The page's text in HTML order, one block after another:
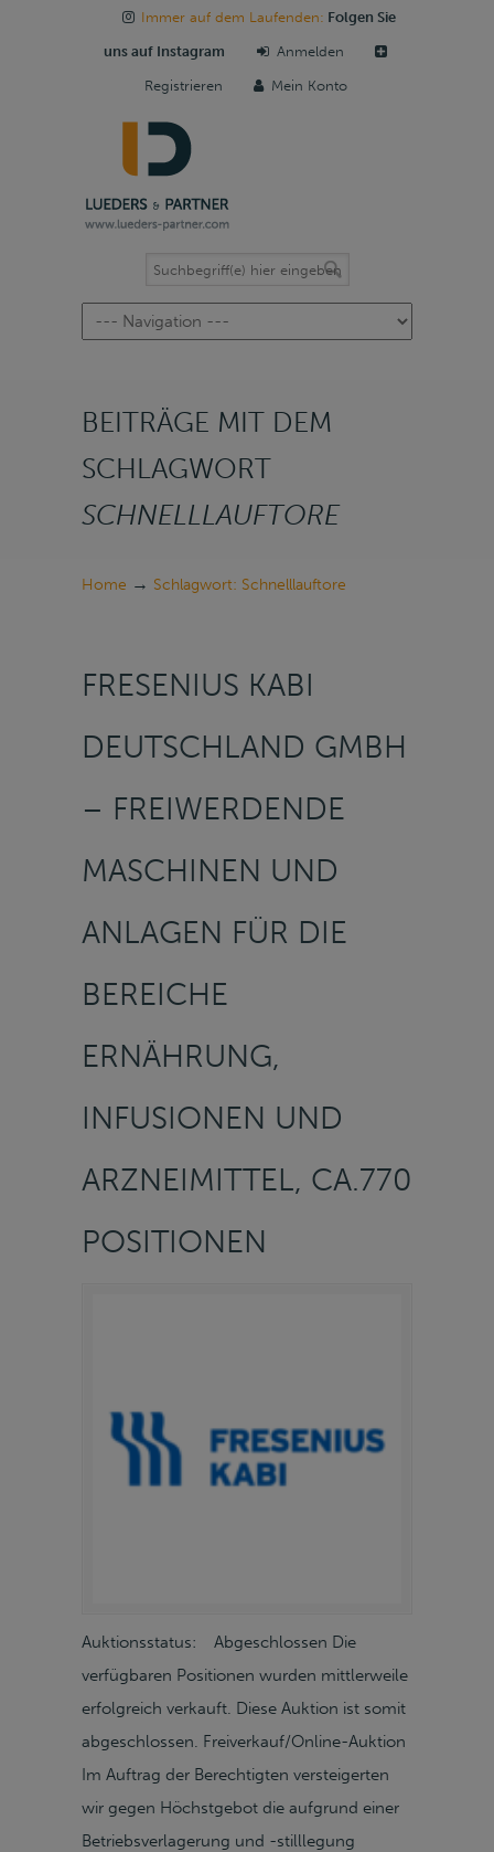
Immer auf dem Laufenden: Folgen Sie
uns auf Instagram Anmelden
Registrieren Mein Konto
Navigation
BEITRÄGE MIT DEM
SCHLAGWORT
SCHNELLLAUFTORE
Home → Schlagwort: Schnelllauftore
FRESENIUS KABI
DEUTSCHLAND GMBH
– FREIWERDENDE
MASCHINEN UND
ANLAGEN FÜR DIE
BEREICHE
ERNÄHRUNG,
INFUSIONEN UND
ARZNEIMITTEL, CA.770
POSITIONEN
Auktionsstatus: Abgeschlossen Die
verfügbaren Positionen wurden mittlerweile
erfolgreich verkauft. Diese Auktion ist somit
abgeschlossen. Freiverkauf/Online-Auktion
Im Auftrag der Berechtigten versteigerten
wir gegen Höchstgebot die aufgrund einer
Betriebsverlagerung und -stilllegung